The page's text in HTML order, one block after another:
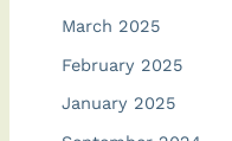
March 2025
February 2025
January 2025